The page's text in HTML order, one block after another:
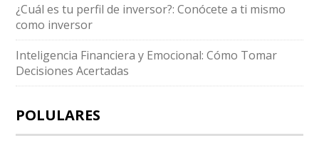
¿Cuál es tu perfil de inversor?: Conócete a ti mismo
como inversor
Inteligencia Financiera y Emocional: Cómo Tomar
Decisiones Acertadas
POLULARES